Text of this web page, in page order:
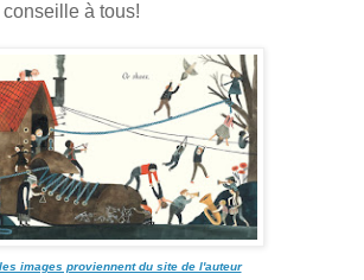
à tous!
images proviennent du site de l'auteur